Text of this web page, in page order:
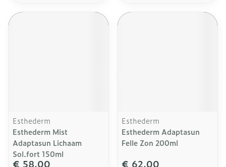
Esthederm
Esthederm Mist
Adaptasun Lichaam
Sol.fort 150ml
€ 58,00
Esthederm
Esthederm Adaptasun
Felle Zon 200ml
€ 62,00